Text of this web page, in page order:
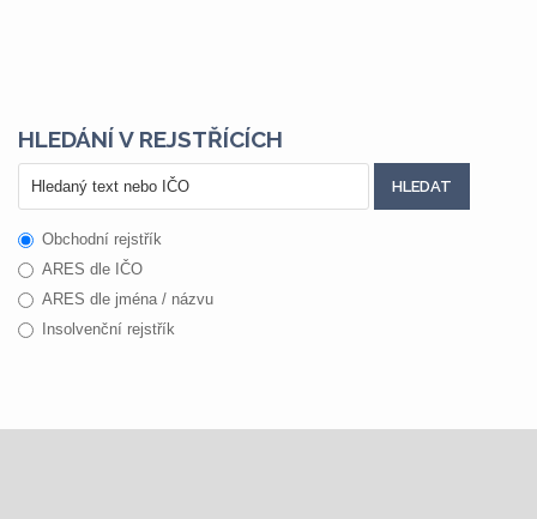
HLEDÁNÍ V REJSTŘÍCÍCH
Obchodní rejstřík
ARES dle IČO
ARES dle jména / názvu
Insolvenční rejstřík